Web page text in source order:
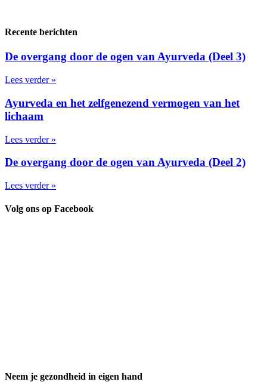
Recente berichten
De overgang door de ogen van Ayurveda (Deel 3)
Lees verder »
Ayurveda en het zelfgenezend vermogen van het
lichaam
Lees verder »
De overgang door de ogen van Ayurveda (Deel 2)
Lees verder »
Volg ons op Facebook
Neem je gezondheid in eigen hand